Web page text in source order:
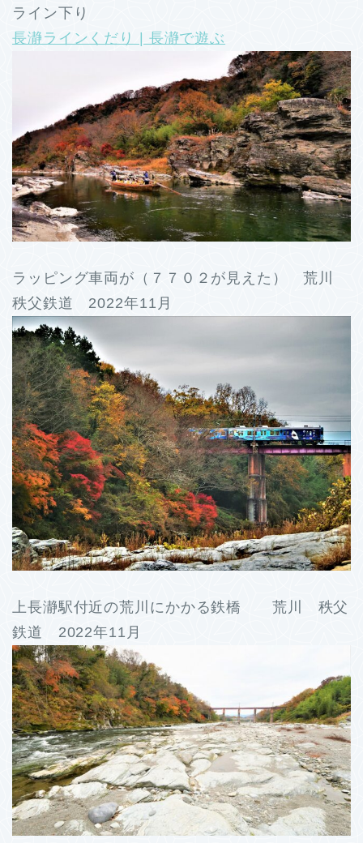
ライン下り
長瀞ラインくだり | 長瀞で遊ぶ
ラッピング車両が（７７０２が見えた） 荒川
秩父鉄道 2022年11月
上長瀞駅付近の荒川にかかる鉄橋 荒川 秩父
鉄道 2022年11月